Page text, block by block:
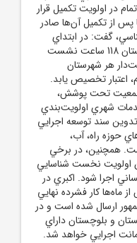
در اولويت تکميل قرار
پس از تکميل آن‌ها صادر
گفت: در ابتداي
سال جاري با مسئولان 26 شهرستان استان 118 ساعت نشست
هر شهرستان
اعتبار تخصيص يابد.
جمعيت تحت پوشش،
خدمات شهري اولويت‌بندي
سند توسعه اجرايي
حوزه راه، آب،
همچنين، در برخي
اولويت نخست شناسايي
اجرا شود. اکبري در
ماه‌ها کار فشرده نهايي
ارسال شده است و در
و بلوچستان داراي
اجرايي خواهد شد.